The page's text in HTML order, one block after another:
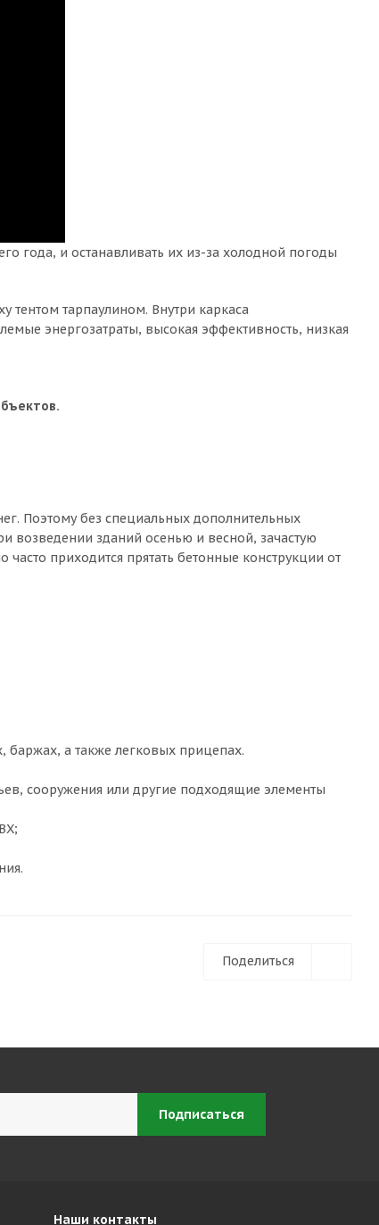
года, и останавливать их из-за холодной погоды
тентом тарпаулином. Внутри каркаса
энергозатраты, высокая эффективность, низкая
Поэтому без специальных дополнительных
возведении зданий осенью и весной, зачастую
приходится прятать бетонные конструкции от
баржах, а также легковых прицепах.
сооружения или другие подходящие элементы
Поделиться
Наши контакты